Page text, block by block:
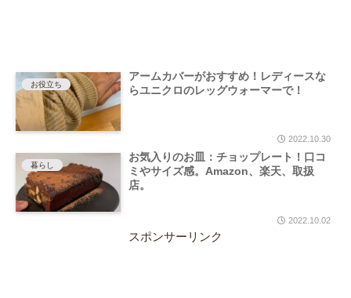
お役立ち
アームカバーがおすすめ！レディースな
らユニクロのレッグウォーマーで！
2022.10.30
暮らし
お気入りのお皿：チョップレート！口コ
ミやサイズ感。Amazon、楽天、取扱
店。
2022.10.02
スポンサーリンク